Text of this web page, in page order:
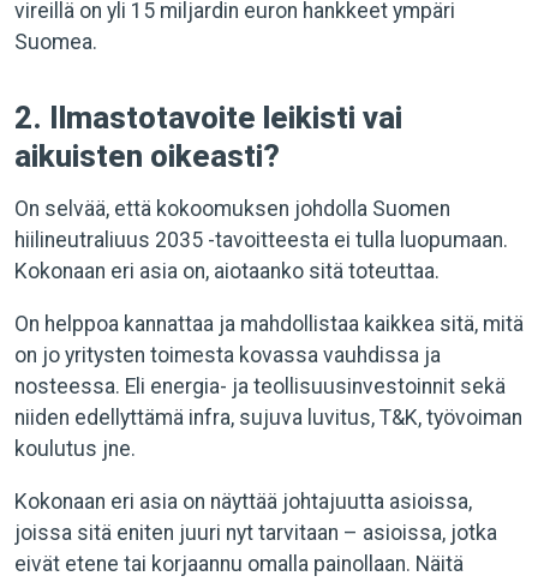
vireillä on yli 15 miljardin euron hankkeet ympäri
Suomea.
2. Ilmastotavoite leikisti vai
aikuisten oikeasti?
On selvää, että kokoomuksen johdolla Suomen
hiilineutraliuus 2035 -tavoitteesta ei tulla luopumaan.
Kokonaan eri asia on, aiotaanko sitä toteuttaa.
On helppoa kannattaa ja mahdollistaa kaikkea sitä, mitä
on jo yritysten toimesta kovassa vauhdissa ja
nosteessa. Eli energia- ja teollisuusinvestoinnit sekä
niiden edellyttämä infra, sujuva luvitus, T&K, työvoiman
koulutus jne.
Kokonaan eri asia on näyttää johtajuutta asioissa,
joissa sitä eniten juuri nyt tarvitaan – asioissa, jotka
eivät etene tai korjaannu omalla painollaan. Näitä